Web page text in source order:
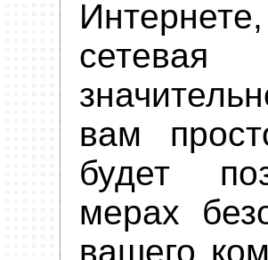
сетевая
вам
будет
мерах
вашего